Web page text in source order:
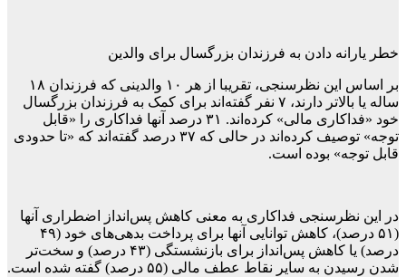
خطر یارانه دادن به فرزندان بزرگسال برای والدین
بر اساس این نظرسنجی، تقریبا از هر ۱۰ والدینی که فرزندان ۱۸
ساله یا بالاتر دارند، ۷ نفر گفته‌اند برای کمک به فرزندان بزرگسال
خود «فداکاری مالی» کرده‌اند. ۳۱ درصد آنها فداکاری را «قابل
توجه» توصیف کرده‌اند در حالی که ۳۷ درصد گفته‌اند که «تا حدودی
قابل توجه» بوده است.
در این نظرسنجی فداکاری به معنی کاهش پس‌انداز اضطراری آنها
(۵۱ درصد)، کاهش توانایی آنها برای پرداخت بدهی‌های خود (۴۹
درصد) یا کاهش پس‌انداز برای بازنشستگی (۴۳ درصد) و سخت‌تر
شدن رسیدن به سایر نقاط عطف مالی (۵۵ درصد) گفته شده است.